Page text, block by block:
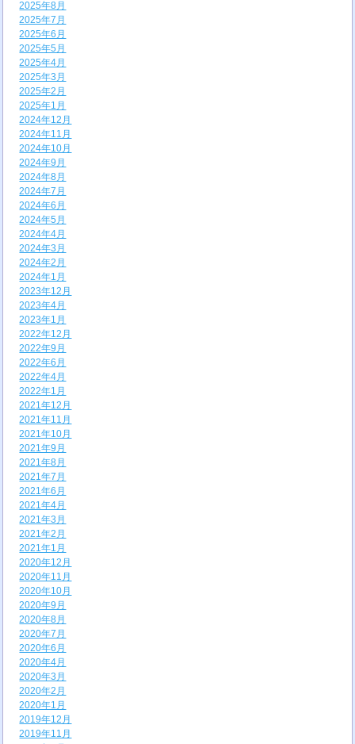
2025年8月
2025年7月
2025年6月
2025年5月
2025年4月
2025年3月
2025年2月
2025年1月
2024年12月
2024年11月
2024年10月
2024年9月
2024年8月
2024年7月
2024年6月
2024年5月
2024年4月
2024年3月
2024年2月
2024年1月
2023年12月
2023年4月
2023年1月
2022年12月
2022年9月
2022年6月
2022年4月
2022年1月
2021年12月
2021年11月
2021年10月
2021年9月
2021年8月
2021年7月
2021年6月
2021年4月
2021年3月
2021年2月
2021年1月
2020年12月
2020年11月
2020年10月
2020年9月
2020年8月
2020年7月
2020年6月
2020年4月
2020年3月
2020年2月
2020年1月
2019年12月
2019年11月